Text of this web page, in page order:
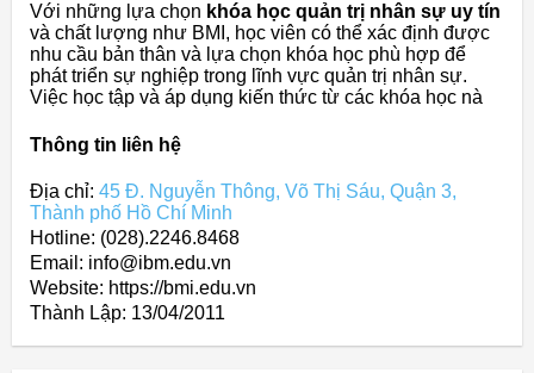
Với những lựa chọn khóa học quản trị nhân sự uy tín
và chất lượng như BMI, học viên có thể xác định được
nhu cầu bản thân và lựa chọn khóa học phù hợp để
phát triển sự nghiệp trong lĩnh vực quản trị nhân sự.
Việc học tập và áp dụng kiến thức từ các khóa học nà
Thông tin liên hệ
Địa chỉ: 45 Đ. Nguyễn Thông, Võ Thị Sáu, Quận 3,
Thành phố Hồ Chí Minh
Hotline: (028).2246.8468
Email: info@ibm.edu.vn
Website: https://bmi.edu.vn
Thành Lập: 13/04/2011